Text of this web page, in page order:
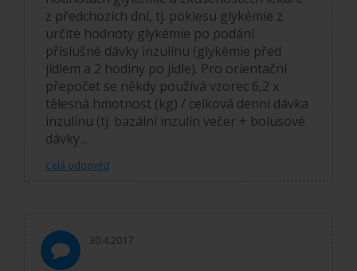
z předchozích dní, tj. poklesu glykémie z
určité hodnoty glykémie po podání
příslušné dávky inzulínu (glykémie před
jídlem a 2 hodiny po jídle). Pro orientační
přepočet se někdy používá vzorec 6,2 x
tělesná hmotnost (kg) / celková denní dávka
inzulínu (tj. bazální inzulín večer + bolusové
dávky...
Celá odpověď
30.4.2017